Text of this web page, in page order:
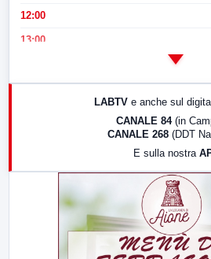
12:00
13:00
LABTV e anche sul
CANALE 84 (in
CANALE 268 (DDT
E sulla nostra